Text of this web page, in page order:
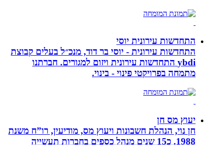
התחדשות עירונית יוסי
התחדשות עירונית - יוסי בר דוד, מנכ״ל בעלים קבוצת
ybdi התחדשות עירונית ויזום למגורים. חברתנו
מתמחה בפרויקטי פינוי - בינוי.
יעוץ מס חן
חן נוי, הנהלת חשבונות ויעוץ מס, מודיעין, רו”ח משנת
1988. כ15 שנים מנהל כספים בחברות תעשייה